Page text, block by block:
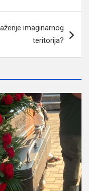
imaginarnog
teritorija?